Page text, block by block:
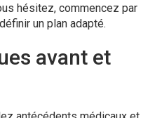
hésitez, commencez par
un plan adapté.
avant et